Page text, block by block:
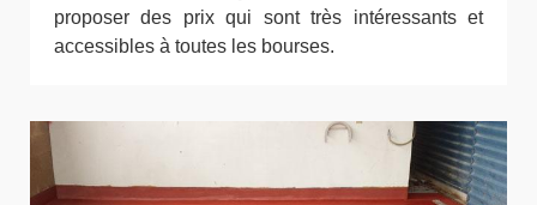
proposer des prix qui sont très intéressants et
accessibles à toutes les bourses.